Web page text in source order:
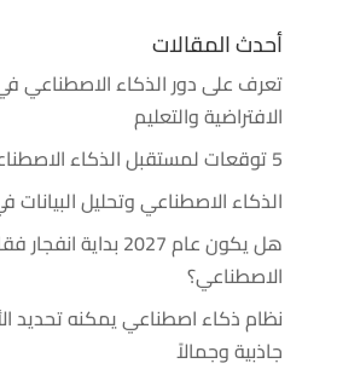
أحدث المقالات
تعرف على دور الذكاء الاصطناعي
الافتراضية والتعليم
5 توقعات لمستقبل الذكاء الاصطناعي في 2026:
الذكاء الاصطناعي وتحليل البيانات
هل يكون عام 2027 بداية
الاصطناعي؟
نظام ذكاء اصطناعي يمكنه تحديد
جاذبية وجمالاً